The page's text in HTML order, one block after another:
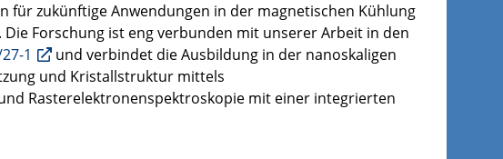
für zukünftige Anwendungen in der magnetischen Kühlung
Forschung ist eng verbunden mit unserer Arbeit in den
1
und verbindet die Ausbildung in der nanoskaligen
und Kristallstruktur mittels
Rasterelektronenspektroskopie mit einer integrierten